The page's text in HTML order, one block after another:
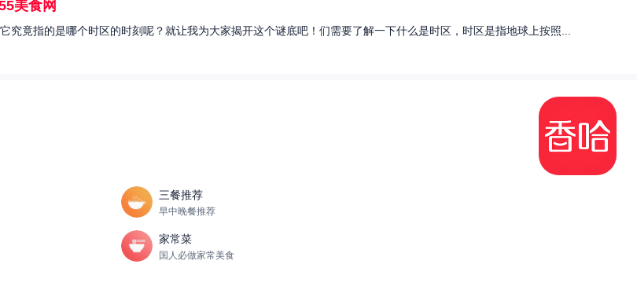
美食网
竟指的是哪个时区的时刻呢？就让我为大家揭开这个谜底吧！们需要了解一下什么是时区，时区是指地球上按照...
三餐推荐
早中晚餐推荐
家常菜
国人必做家常美食